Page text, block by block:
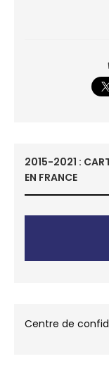
2015-2021 :
EN FRANCE
Centre de